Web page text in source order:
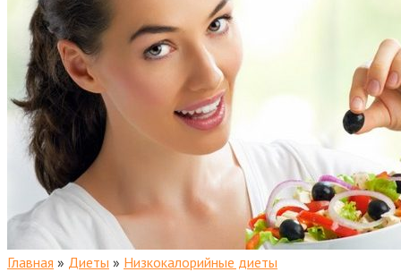
Главная » Диеты » Низкокалорийные диеты